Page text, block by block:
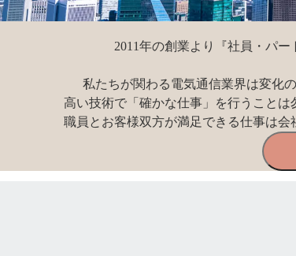
2011年の創業より『社員・パ
私たちが関わる電気通信業界は変化
高い技術で「確かな仕事」を行うこと
職員とお客様双方が満足できる仕事は